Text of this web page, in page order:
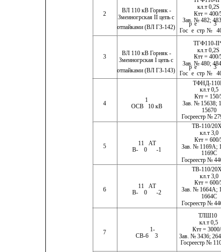
2
3
ТЛШ10
кл.т 0,5
Ктт =
Зав. № 3436;
Госреестр №
Ктт = 400/
Зав. № 482;
ВЛ 110 кВ Горняк -
кл.т 0,2S
Змеиногрская II цепь с
отпайками (ВЛ ГЗ-142)
Гос
р
е
е
стр №
3
Ктт = 400/
Зав. № 480;
ТГФ110-
ВЛ 110 кВ Горняк -
кл.т 0,2S
Змеиногрская I цепь с
отпайками (ВЛ ГЗ-143)
Гос
р
е
е
стр №
3
4 ОСВ
1
10 кВ
ТФНД-
кл.т 0,5
Ктт =
Зав. № 15638;
15670
Госреестр №
5 В-
11
0
АТ
-1
ТВ-110/
кл.т 3,0
Ктт =
Зав. № 1169А;
1169С
Госреестр №
6 В-
11
0
АТ
-2
ТВ-110/
кл.т 3,0
Ктт =
Зав. № 1664А;
1664С
Госреестр №
7 СВ-6
1-
3